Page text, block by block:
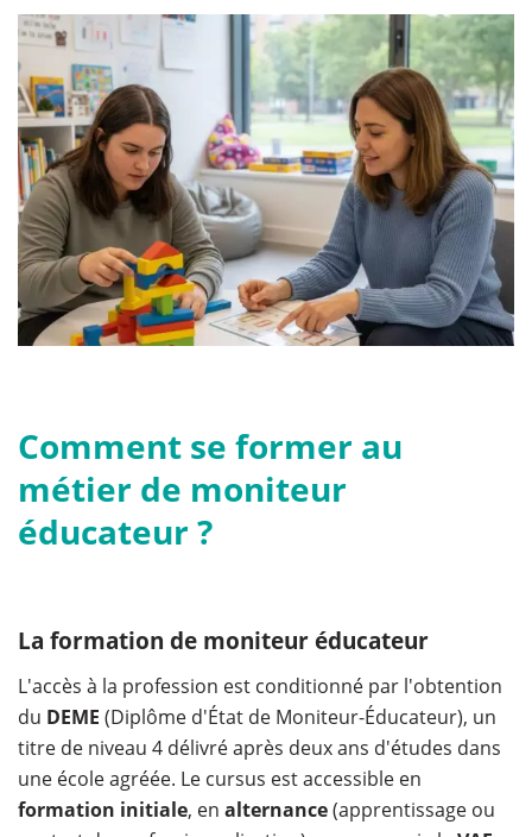
Comment se former au
métier de moniteur
éducateur ?
La formation de moniteur éducateur
L'accès à la profession est conditionné par l'obtention
du DEME (Diplôme d'État de Moniteur-Éducateur), un
titre de niveau 4 délivré après deux ans d'études dans
une école agréée. Le cursus est accessible en
formation initiale, en alternance(apprentissage ou